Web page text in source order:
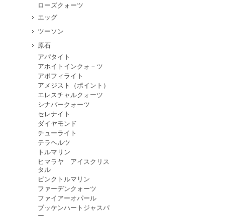
ローズクォーツ
エッグ
ツーソン
原石
アパタイト
アホイトインクォ－ツ
アポフィライト
アメジスト（ポイント）
エレスチャルクォーツ
シナバークォーツ
セレナイト
ダイヤモンド
チューライト
テラヘルツ
トルマリン
ヒマラヤ アイスクリス
タル
ピンクトルマリン
ファーデンクォーツ
ファイアーオパール
ブッケンハートジャスパ
ー